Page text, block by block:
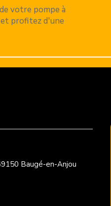
votre pompe à
profitez d'une
Baugé-en-Anjou